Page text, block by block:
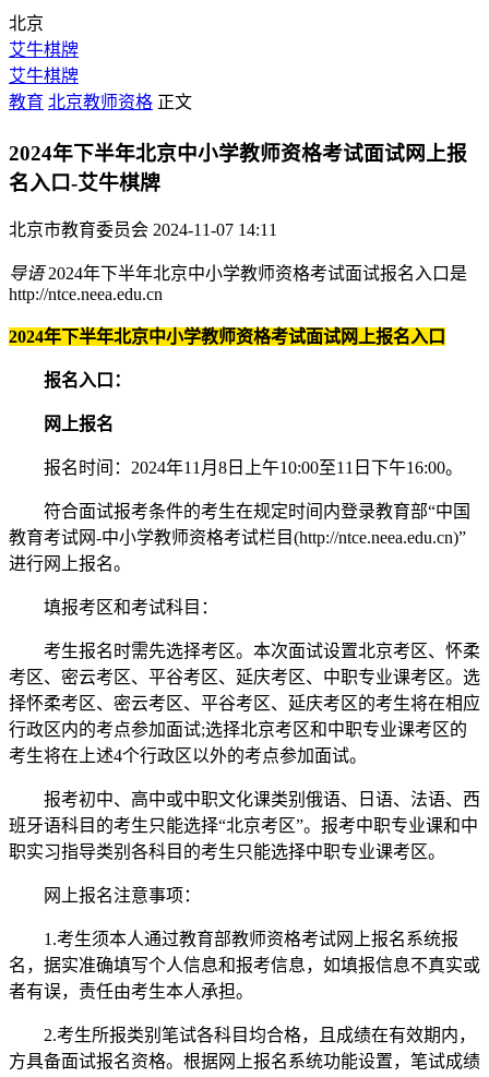
北京
艾牛棋牌
艾牛棋牌
教育 北京教师资格 正文
2024年下半年北京中小学教师资格考试面试网上报
名入口-艾牛棋牌
北京市教育委员会 2024-11-07 14:11
导语2024年下半年北京中小学教师资格考试面试报名入口是
http://ntce.neea.edu.cn
2024年下半年北京中小学教师资格考试面试网上报名入口
报名入口：
网上报名
报名时间：2024年11月8日上午10:00至11日下午16:00。
符合面试报考条件的考生在规定时间内登录教育部“中国
教育考试网-中小学教师资格考试栏目(http://ntce.neea.edu.cn)”
进行网上报名。
填报考区和考试科目：
考生报名时需先选择考区。本次面试设置北京考区、怀柔
考区、密云考区、平谷考区、延庆考区、中职专业课考区。选
择怀柔考区、密云考区、平谷考区、延庆考区的考生将在相应
行政区内的考点参加面试;选择北京考区和中职专业课考区的
考生将在上述4个行政区以外的考点参加面试。
报考初中、高中或中职文化课类别俄语、日语、法语、西
班牙语科目的考生只能选择“北京考区”。报考中职专业课和中
职实习指导类别各科目的考生只能选择中职专业课考区。
网上报名注意事项：
1.考生须本人通过教育部教师资格考试网上报名系统报
名，据实准确填写个人信息和报考信息，如填报信息不真实或
者有误，责任由考生本人承担。
2.考生所报类别笔试各科目均合格，且成绩在有效期内，
方具备面试报名资格。根据网上报名系统功能设置，笔试成绩